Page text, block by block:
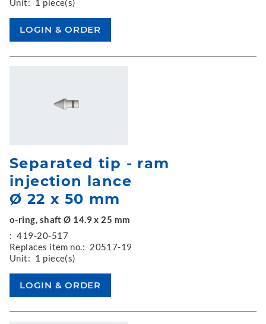
Separated tip - ram
injection lance
Ø 22 x 50 mm
o-ring, shaft Ø 14.9 x 25 mm
: 419-20-517
Replaces item no.: 20517-19
Unit: 1 piece(s)